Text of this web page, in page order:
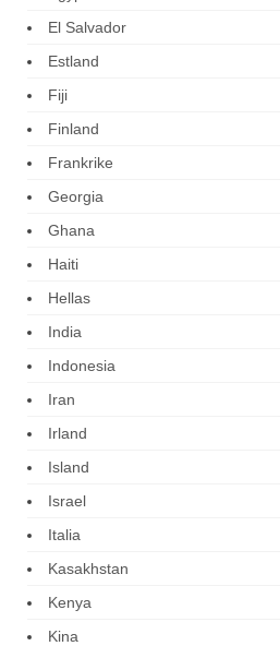
El Salvador
Estland
Fiji
Finland
Frankrike
Georgia
Ghana
Haiti
Hellas
India
Indonesia
Iran
Irland
Island
Israel
Italia
Kasakhstan
Kenya
Kina